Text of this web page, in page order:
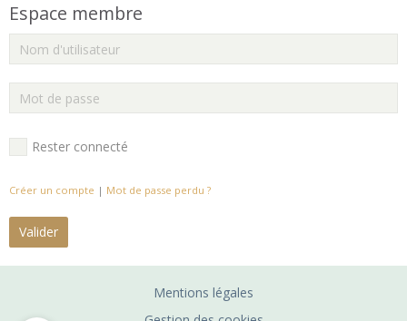
Espace membre
Rester connecté
Créer un compte | Mot de passe perdu ?
Valider
Mentions légales